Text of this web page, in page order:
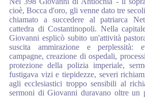
cioè, Bocca d'oro, gli venne dato tre
chiamato a succedere al patriarca
cattedra di Costantinopoli. Nella
Giovanni esplicò subito un'attività
suscita ammirazione e perplessità:
campagne, creazione di ospedali,
protezione della polizia imperiale,
fustigava vizi e tiepidezze, severi
agli ecclesiastici troppo sensibili al
sermoni di Giovanni duravano oltre un